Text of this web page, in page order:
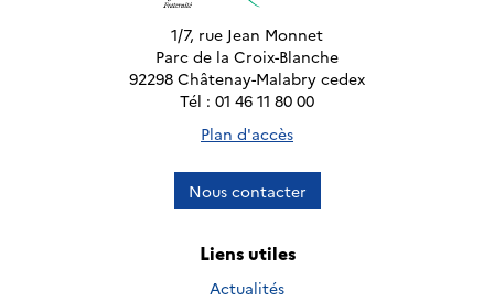
1/7, rue Jean Monnet
Parc de la Croix-Blanche
92298 Châtenay-Malabry cedex
Tél : 01 46 11 80 00
Plan d'accès
Nous contacter
Liens utiles
Actualités